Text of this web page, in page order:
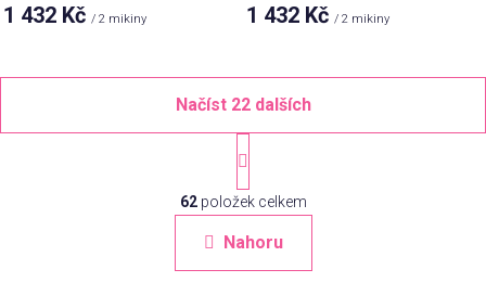
1 432 Kč / 2 mikiny 1 432 Kč / 2 mikiny
O
v
l
á
d
Načíst 22 dalších
S
t
r
á
n
k
o
62položek celkem
Nahoru